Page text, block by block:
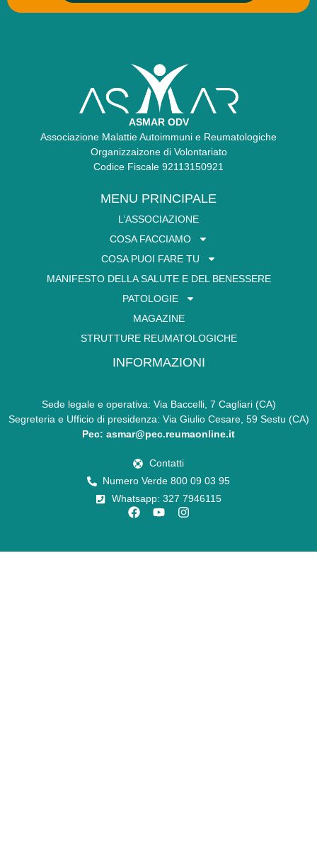
ASMAR ODV
Associazione Malattie Autoimmuni e Reumatologiche
Organizzaizone di Volontariato
Codice Fiscale 92113150921
MENU PRINCIPALE
L’ASSOCIAZIONE
COSA FACCIAMO
COSA PUOI FARE TU
MANIFESTO DELLA SALUTE E DEL BENESSERE
PATOLOGIE
MAGAZINE
STRUTTURE REUMATOLOGICHE
INFORMAZIONI
Sede legale e operativa: Via Baccelli, 7 Cagliari (CA)
Segreteria e Ufficio di presidenza: Via Giulio Cesare, 59 Sestu (CA)
Pec: asmar@pec.reumaonline.it
Contatti
Numero Verde 800 09 03 95
Whatsapp: 327 7946115